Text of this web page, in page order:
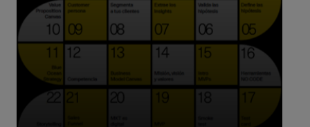
ESPAÑOL